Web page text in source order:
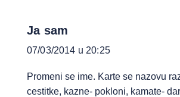
Ja sam
07/03/2014 u 20:25
Promeni se ime. Karte se nazovu
cestitke, kazne- pokloni, kamate-